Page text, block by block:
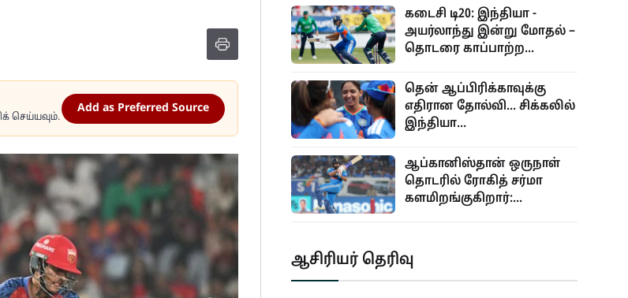
செய்யவும்.
Add as Preferred Source
கடைசி டி20: இந்தியா -
அயர்லாந்து இன்று மோதல் –
தொடரை காப்பாற்ற...
தென் ஆப்பிரிக்காவுக்கு
எதிரான தோல்வி... சிக்கலில்
இந்தியா...
ஆப்கானிஸ்தான் ஒருநாள்
தொடரில் ரோகித் சர்மா
களமிறங்குகிறார்:...
ஆசிரியர் தெரிவு